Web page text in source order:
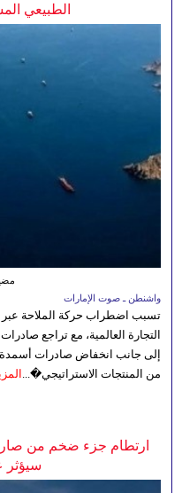
الطبيعي
واشنطن ـ صوت الإمارات
تسبب اضطراب حركة الملاحة
من المنتجات الاستراتيجي�...
ارتطام جزء ضخم من
سيؤثر